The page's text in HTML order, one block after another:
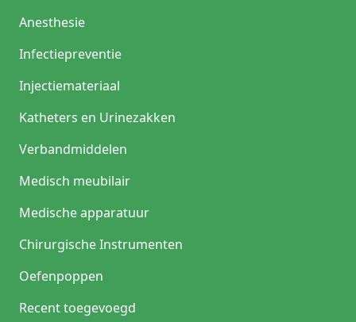
Anesthesie
Infectiepreventie
Injectiemateriaal
Katheters en Urinezakken
Verbandmiddelen
Medisch meubilair
Medische apparatuur
Chirurgische Instrumenten
Oefenpoppen
Recent toegevoegd